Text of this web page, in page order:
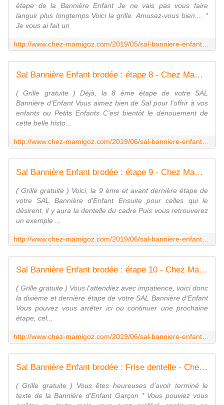
étape de la Bannière Enfant Je ne vais pas vous faire
languir plus longtemps Voici la grille. Amusez-vous bien.... *
Je vous ai fait un
Sal Bannière Enfant brodée : étape 8 - Chez Mamigoz
( Grille gratuite ) Déjà, la 8 ème étape de votre SAL
Bannière d'Enfant Vous aimez bien de Sal pour l'offrir à vos
enfants ou Petits Enfants C'est bientôt le dénouement de
cette belle histo...
Sal Bannière Enfant brodée : étape 9 - Chez Mamigoz
( Grille gratuite ) Voici, la 9 ème et avant dernière étape de
votre SAL Bannière d'Enfant Ensuite pour celles qui le
désirent, il y aura la dentelle du cadre Puis vous retrouverez
un exemple ...
Sal Bannière Enfant brodée : étape 10 - Chez Mamigoz
( Grille gratuite ) Vous l'attendiez avec impatience, voici donc
la dixième et dernière étape de votre SAL Bannière d'Enfant
Vous pouvez vous arrêter ici ou continuer une prochaine
étape, cel...
Sal Bannière Enfant brodée : Frise dentelle - Chez Mamigoz
( Grille gratuite ) Vous êtes heureuses d'avoir terminé le
texte de la Bannière d'Enfant Garçon * Vous pouviez vous